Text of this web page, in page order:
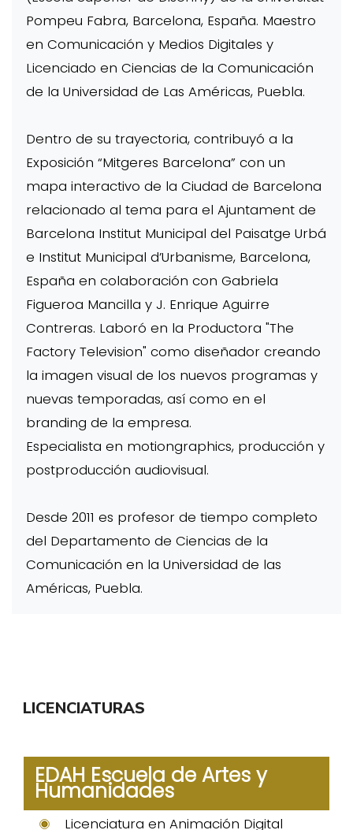
Pompeu Fabra, Barcelona, España. Maestro
en Comunicación y Medios Digitales y
Licenciado en Ciencias de la Comunicación
de la Universidad de Las Américas, Puebla.
Dentro de su trayectoria, contribuyó a la
Exposición “Mitgeres Barcelona” con un
mapa interactivo de la Ciudad de Barcelona
relacionado al tema para el Ajuntament de
Barcelona Institut Municipal del Paisatge Urbá
e Institut Municipal d’Urbanisme, Barcelona,
España en colaboración con Gabriela
Figueroa Mancilla y J. Enrique Aguirre
Contreras. Laboró en la Productora "The
Factory Television" como diseñador creando
la imagen visual de los nuevos programas y
nuevas temporadas, así como en el
branding de la empresa.
Especialista en motiongraphics, producción y
postproducción audiovisual.
Desde 2011 es profesor de tiempo completo
del Departamento de Ciencias de la
Comunicación en la Universidad de las
Américas, Puebla.
LICENCIATURAS
EDAH Escuela de Artes y
Humanidades
Licenciatura en Animación Digital